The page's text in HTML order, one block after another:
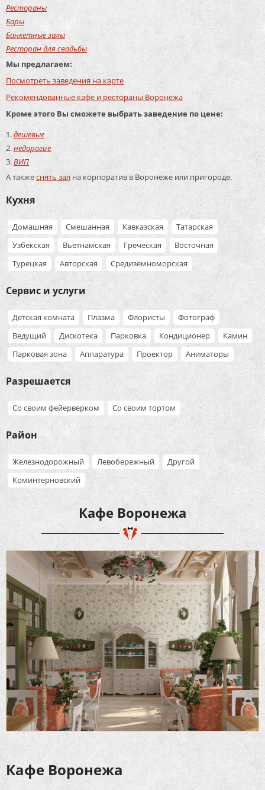
Рестораны
Бары
Банкетные залы
Ресторан для свадьбы
Мы предлагаем:
Посмотреть заведения на карте
Рекомендованные кафе и рестораны Воронежа
Кроме этого Вы сможете выбрать заведение по цене:
дешевые
недорогие
ВИП
А такжеснять зал на корпоратив в Воронеже или пригороде.
Кухня
Домашняя Смешанная Кавказская
Татарская
Узбекская
Вьетнамская Греческая
Восточная
Турецкая
Авторская Средиземноморская
Сервис и услуги
Детская комната Плазма Флористы
Фотограф
Ведущий
Дискотека Парковка Кондиционер
Камин
Парковая зона
Аппаратура Проектор Аниматоры
Разрешается
Со своим фейерверком Со своим тортом
Район
Железнодорожный Левобережный
Другой
Коминтерновский
Кафе Воронежа
Кафе Воронежа